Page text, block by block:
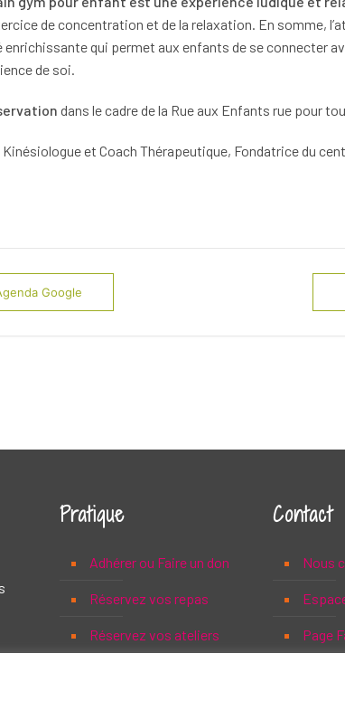
de concentration et de la relaxation. En somme,
qui permet aux enfants de se connecter
de soi.
dans le cadre de la Rue aux Enfants rue pour
et Coach Thérapeutique, Fondatrice du
Google
Pratique
Adhérer ou Faire un don
Réservez vos repas
Réservez vos ateliers
Contact
Nous
Page